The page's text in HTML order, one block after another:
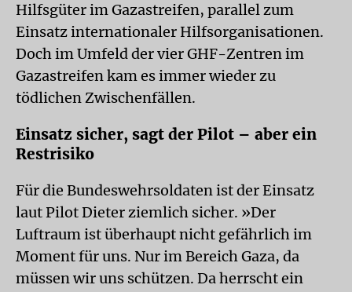
Hilfsgüter im Gazastreifen, parallel zum
Einsatz internationaler Hilfsorganisationen.
Doch im Umfeld der vier GHF-Zentren im
Gazastreifen kam es immer wieder zu
tödlichen Zwischenfällen.
Einsatz sicher, sagt der Pilot – aber ein
Restrisiko
Für die Bundeswehrsoldaten ist der Einsatz
laut Pilot Dieter ziemlich sicher. »Der
Luftraum ist überhaupt nicht gefährlich im
Moment für uns. Nur im Bereich Gaza, da
müssen wir uns schützen. Da herrscht ein